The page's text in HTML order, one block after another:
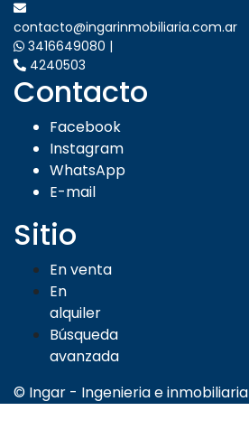
contacto@ingarinmobiliaria.com.ar
3416649080 |
4240503
Contacto
Facebook
Instagram
WhatsApp
E-mail
Sitio
En venta
En
alquiler
Búsqueda
avanzada
© Ingar - Ingenieria e inmobiliaria